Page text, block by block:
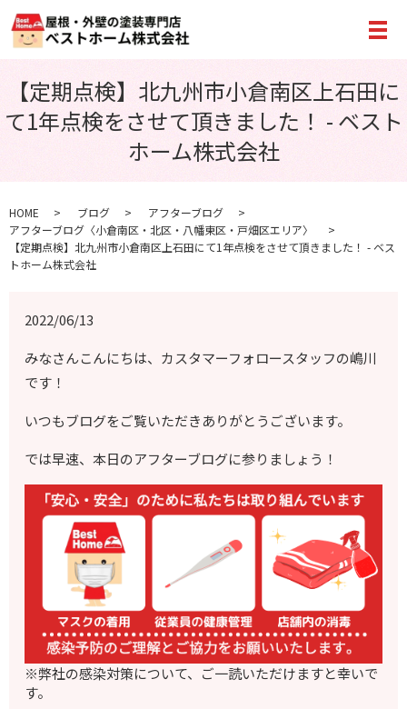
メ
【定期点検】北九州市小倉南区上石田に
て1年点検をさせて頂きました！ - ベスト
ホーム株式会社
HOME ブログ
アフターブログ
アフターブログ〈小倉南区・北区・八幡東区・戸畑区エリア〉
【定期点検】北九州市小倉南区上石田にて1年点検をさせて頂きました！ - ベス
トホーム株式会社
2022/06/13
みなさんこんにちは、カスタマーフォロースタッフの嶋川
です！
いつもブログをご覧いただきありがとうございます。
では早速、本日のアフターブログに参りましょう！
※弊社の感染対策について、ご一読いただけますと幸いで
す。